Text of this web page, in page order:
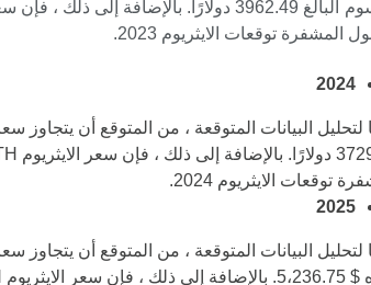
المشفرة توقعات الايثريوم 2023.
2024
توقعات الايثريوم 2024.
2025